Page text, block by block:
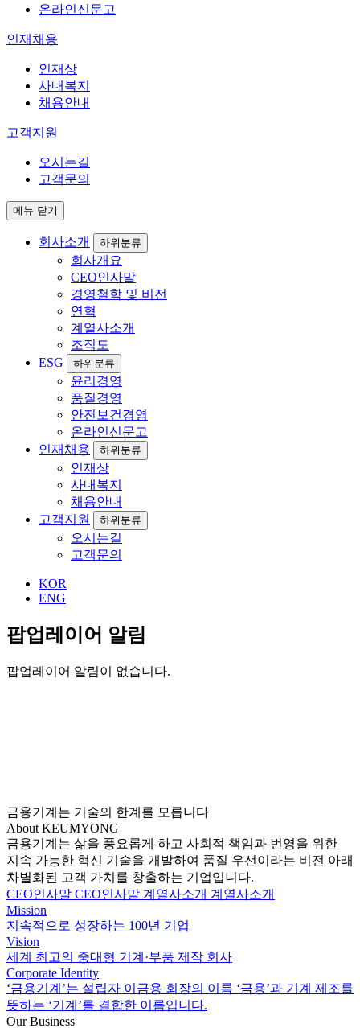
온라인신문고
인재채용
인재상
사내복지
채용안내
고객지원
오시는길
고객문의
메뉴 닫기
회사소개 하위분류
회사개요
CEO인사말
경영철학 및 비전
연혁
계열사소개
조직도
ESG
하위분류
윤리경영
품질경영
안전보건경영
온라인신문고
인재채용
하위분류
인재상
사내복지
채용안내
고객지원
하위분류
오시는길
고객문의
KOR
ENG
팝업레이어 알림
팝업레이어 알림이 없습니다.
금용기계 는 기술의 한계를 모릅니다
About KEUMYONG
금용기계는 삶을 풍요롭게 하고 사회적 책임과 번영을 위한
지속 가능한 혁신 기술을 개발하여 품질 우선이라는 비전 아래
차별화된 고객 가치를 창출하는 기업입니다.
CEO인사말 CEO인사말 계열사소개 계열사소개
Mission
지속적으로 성장하는 100년 기업
Vision
세계 최고의 중대형 기계·부품 제작 회사
Corporate Identity
‘금용기계’는 설립자 이금용 회장의 이름 ‘금용’과 기계 제조를
뜻하는 ‘기계’를 결합한 이름입니다.
Our Business